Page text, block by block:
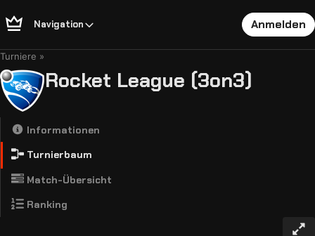
Navigation Anmelden
Turniere
Rocket League (3on3)
Informationen
Turnierbaum
Match-Übersicht
Ranking